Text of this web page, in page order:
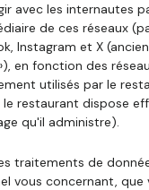
avec les internautes
de ces réseaux
Instagram et X
en fonction des
utilisés par le
le restaurant dispose
qu'il administre).
traitements de
vous concernant, que